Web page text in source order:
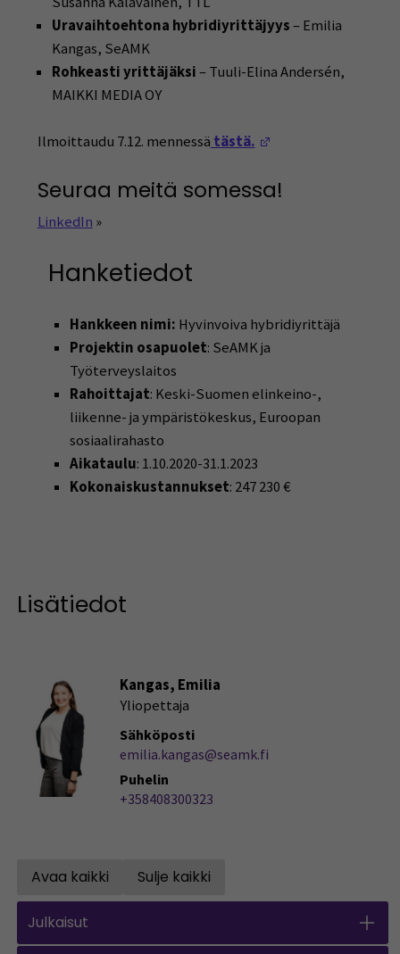
Uravaihtoehtona hybridiyrittäjyys– Emilia
Kangas, SeAMK
Rohkeasti yrittäjäksi– Tuuli-Elina Andersén,
MAIKKI MEDIA OY
Ilmoittaudu 7.12. mennessä tästä.
Seuraa meitä somessa!
LinkedIn »
Hanketiedot
Hankkeen nimi: Hyvinvoiva hybridiyrittäjä
Projektin osapuolet: SeAMK ja
Työterveyslaitos
Rahoittajat: Keski-Suomen elinkeino-,
liikenne- ja ympäristökeskus, Euroopan
sosiaalirahasto
Aikataulu: 1.10.2020-31.1.2023
Kokonaiskustannukset: 247 230 €
Lisätiedot
Kangas, Emilia
Yliopettaja
Sähköposti
emilia.kangas@seamk.fi
Puhelin
+358408300323
Avaa kaikki
Open all accordions
Sulje kaikki
Julkaisut